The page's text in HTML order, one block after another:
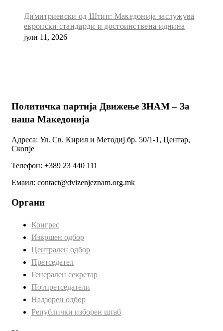
Димитриевски од Штип: Македонија заслужува
европски стандарди и достоинствена иднина
јули 11, 2026
Политичка партија Движење ЗНАМ – За
наша Македонија
Адреса: Ул. Св. Кирил и Методиј бр. 50/1-1, Центар,
Скопје
Телефон: +389 23 440 111
Емаил: contact@dvizenjeznam.org.mk
Органи
Конгрес
Извршен одбор
Централен одбор
Претседател
Генерален секретар
Потпретседатели
Надзорен одбор
Републички изборен штаб